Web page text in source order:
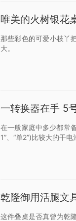
唯美的火树银花
那些彩色的可爱小枝丫
大。
一转换器在手 5
在一般家庭中多少都常
1”、“单2”)比较大的干
乾隆御用活腿文
这件叠桌是否真曾为乾